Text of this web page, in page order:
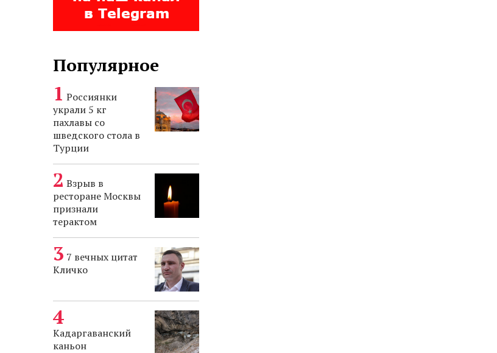
Популярное
Россиянки
украли 5 кг
пахлавы со
шведского стола в
Турции
Взрыв в
ресторане Москвы
признали
терактом
7 вечных цитат
Кличко
Кадаргаванский
каньон